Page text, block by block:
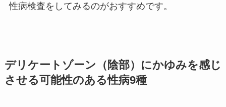
性病検査をしてみるのがおすすめです。
デリケートゾーン（陰部）にかゆみを感じ
させる可能性のある性病9種